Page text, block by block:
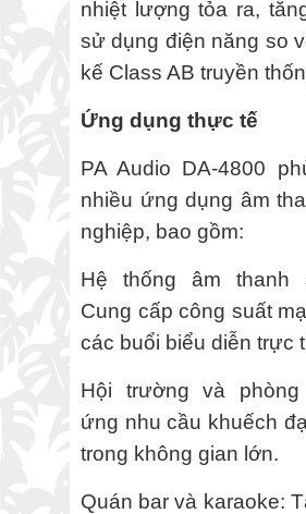
nhiệt lượng tỏa ra,
sử dụng điện năng so
kế Class AB truyền
Ứng dụng thực tế
PA Audio DA-4800
nhiều ứng dụng âm
nghiệp, bao gồm:
Hệ thống âm thanh
Cung cấp công suất
các buổi biểu diễn trực
Hội trường và
ứng nhu cầu khuếch
trong không gian lớn.
Quán bar và karaoke: